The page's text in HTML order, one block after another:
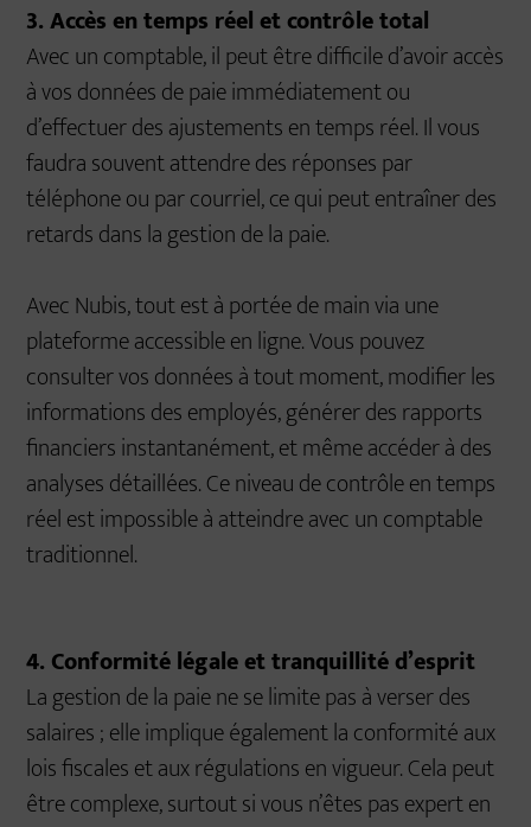
3. Accès en temps réel et contrôle total
Avec un comptable, il peut être difficile d’avoir accès
à vos données de paie immédiatement ou
d’effectuer des ajustements en temps réel. Il vous
faudra souvent attendre des réponses par
téléphone ou par courriel, ce qui peut entraîner des
retards dans la gestion de la paie.
Avec Nubis, tout est à portée de main via une
plateforme accessible en ligne. Vous pouvez
consulter vos données à tout moment, modifier les
informations des employés, générer des rapports
financiers instantanément, et même accéder à des
analyses détaillées. Ce niveau de contrôle en temps
réel est impossible à atteindre avec un comptable
traditionnel.
4. Conformité légale et tranquillité d’esprit
La gestion de la paie ne se limite pas à verser des
salaires ; elle implique également la conformité aux
lois fiscales et aux régulations en vigueur. Cela peut
être complexe, surtout si vous n’êtes pas expert en